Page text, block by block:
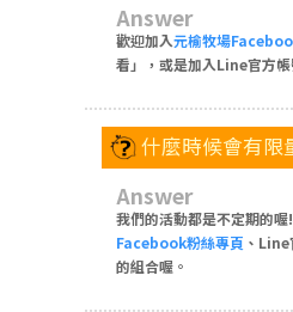
Answer
歡迎加入元榆牧場
看」，或是加入Line官方
什麼時候會有限
Answer
我們的活動都是不定期的
Facebook粉絲專頁 、
的組合喔。